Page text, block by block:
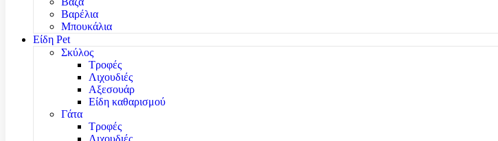
Βαρέλια
Μπουκάλια
Είδη Pet
Σκύλος
Τροφές
Λιχουδιές
Αξεσουάρ
Είδη καθαρισμού
Γάτα
Τροφές
Λιχουδιές